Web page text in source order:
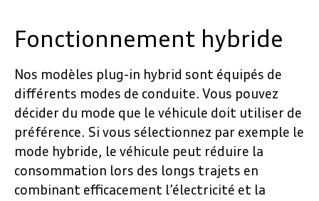
Fonctionnement hybride
Nos modèles plug-in hybrid sont équipés de
différents modes de conduite. Vous pouvez
décider du mode que le véhicule doit utiliser de
préférence. Si vous sélectionnez par exemple le
mode hybride, le véhicule peut réduire la
consommation lors des longs trajets en
combinant efficacement l’électricité et la